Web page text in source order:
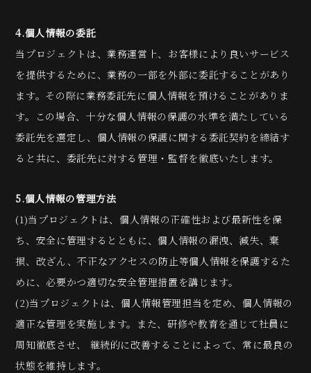
4.個人情報の委託
当プロジェクトは、業務運営上、お客様により良いサービス
を提供するために、業務の一部を外部に委託することがあり
ます。その際に業務委託先に個人情報を預けることがありま
す。この場合、十分な個人情報の保護の水準を満たしている
委託先を選定し、個人情報の保護に関する委託契約を締結す
ると共に、委託先に対する管理・監督を徹底いたします。
5.個人情報の管理方法
(1)当プロジェクトは、個人情報の正確性および最新性を保
ち、安全に管理するとともに、個人情報の漏洩、減失、棄
損、改ざん、不正なアクセスの防止等個人情報を保護するた
めに、必要かつ適切な安全管理措置を講じます。
(2)当プロジェクトは、個人情報管理担当を定め、個人情報の
適正な管理を実施します。また、研修や教育を通じて社員に
周知徹底させ、 継続的に改善することによって、常に最良の
状態を維持します。